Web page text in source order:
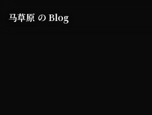
马草原 の Blog